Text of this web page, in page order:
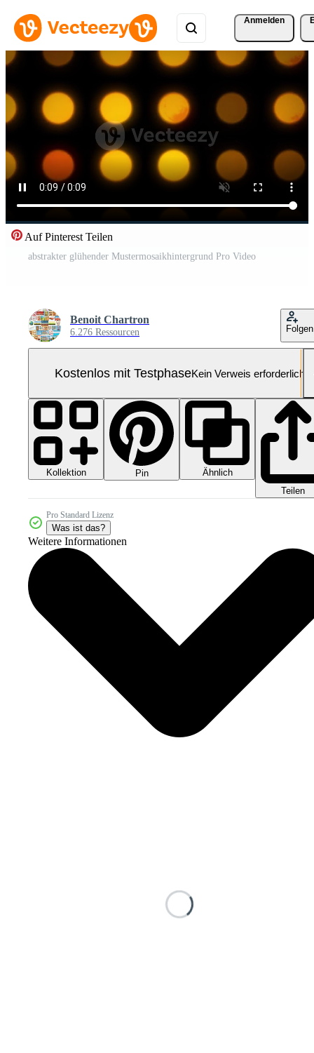
Anmelden
Auf Pinterest Teilen
abstrakter glühender Mustermosaikhintergrund Pro Video
Benoit Chartron
6.276 Ressourcen Folgen
Kostenlos mit TestphaseKein Verweis erforderlich
Kollektion Pin
Ähnlich
Teilen
Pro Standard Lizenz
Was ist das?
Weitere Informationen